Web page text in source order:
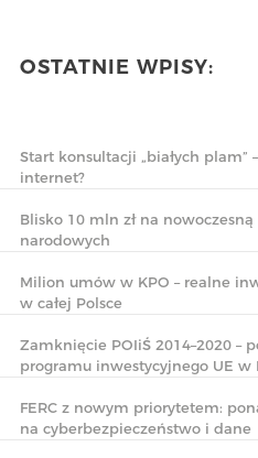
OSTATNIE WPISY:
Start konsultacji „białych plam”
internet?
Blisko 10 mln zł na
narodowych
Milion umów w KPO – realne
w całej Polsce
Zamknięcie POIiŚ 2014–2020 –
programu inwestycyjnego UE w
FERC z nowym priorytetem:
na cyberbezpieczeństwo i dane